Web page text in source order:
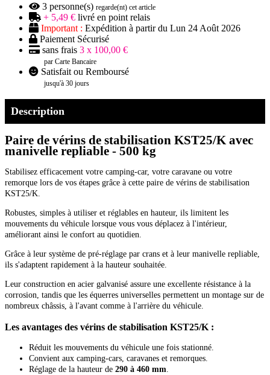
3 personne(s) regarde(nt) cet article
+ 5,49 € livré en point relais
Important : Expédition à partir du Lun 24 Août 2026
Paiement Sécurisé
sans frais 3 x 100,00 €
par Carte Bancaire
Satisfait ou Remboursé
jusqu'à 30 jours
Description
Paire de vérins de stabilisation KST25/K avec
manivelle repliable - 500 kg
Stabilisez efficacement votre camping-car, votre caravane ou votre
remorque lors de vos étapes grâce à cette paire de vérins de stabilisation
KST25/K.
Robustes, simples à utiliser et réglables en hauteur, ils limitent les
mouvements du véhicule lorsque vous vous déplacez à l'intérieur,
améliorant ainsi le confort au quotidien.
Grâce à leur système de pré-réglage par crans et à leur manivelle repliable,
ils s'adaptent rapidement à la hauteur souhaitée.
Leur construction en acier galvanisé assure une excellente résistance à la
corrosion, tandis que les équerres universelles permettent un montage sur de
nombreux châssis, à l'avant comme à l'arrière du véhicule.
Les avantages des vérins de stabilisation KST25/K :
Réduit les mouvements du véhicule une fois stationné.
Convient aux camping-cars, caravanes et remorques.
Réglage de la hauteur de 290 à 460 mm.